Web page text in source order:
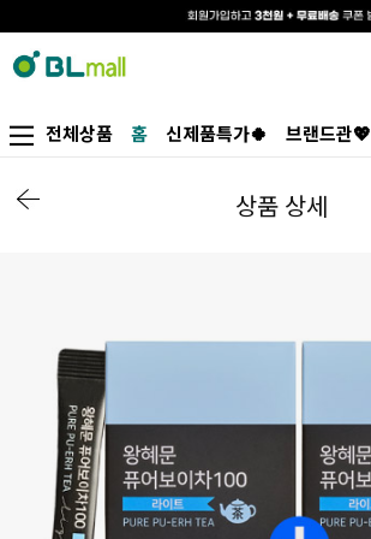
전체상품 홈 신제품특가🍀 브랜드관💖
상품 상세